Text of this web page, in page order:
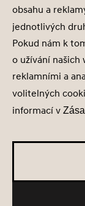
obsahu a
jednotlivých
Pokud nám k
o užívání našich
reklamními a
volitelných
informací v